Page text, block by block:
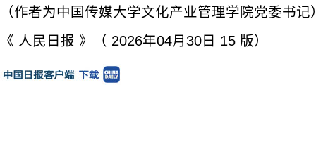
（作者为中国传媒大学文化产业管理学院党委书记
《 人民日报 》（ 2026年04月30日 15 版）